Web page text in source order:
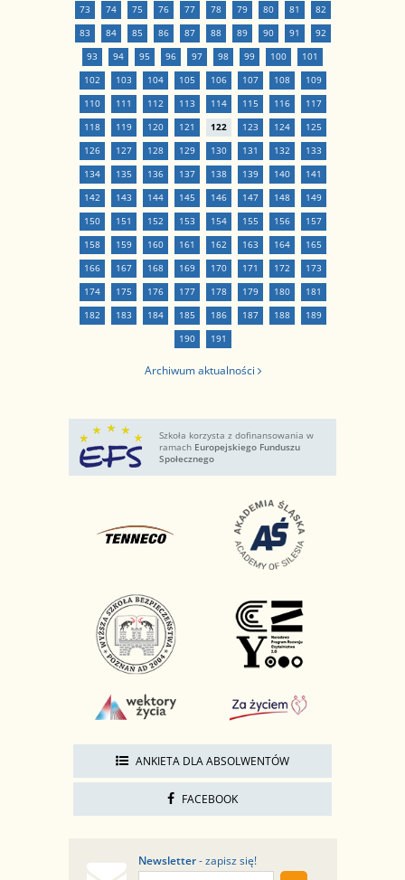
73
74 75 76 77 78 79 80 81
82
83
84 85 86 87 88 89 90 91
92
93
94 95 96 97 98 99 100
101
102
103 104 105 106 107 108
109
110
111 112 113 114 115 116
117
118
119 120 121 122 123 124
125
126
127 128 129 130 131 132
133
134
135 136 137 138 139 140
141
142
143 144 145 146 147 148
149
150
151 152 153 154 155 156
157
158
159 160 161 162 163 164
165
166
167 168 169 170 171 172
173
174
175 176 177 178 179 180
181
182
183 184 185 186 187 188
189
190
191
Archiwum aktualności
Szkoła korzysta z dofinansowania w
ramach Europejskiego Funduszu
Społecznego
ANKIETA DLA ABSOLWENTÓW
FACEBOOK
Newsletter- zapisz się!